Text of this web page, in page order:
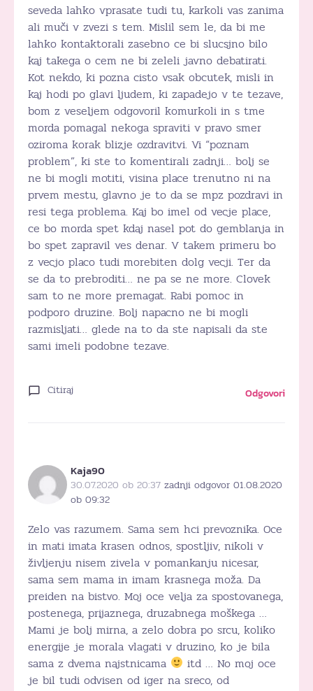
seveda lahko vprasate tudi tu, karkoli vas zanima
ali muči v zvezi s tem. Mislil sem le, da bi me
lahko kontaktorali zasebno ce bi slucsjno bilo
kaj takega o cem ne bi zeleli javno debatirati.
Kot nekdo, ki pozna cisto vsak obcutek, misli in
kaj hodi po glavi ljudem, ki zapadejo v te tezave,
bom z veseljem odgovoril komurkoli in s tme
morda pomagal nekoga spraviti v pravo smer
oziroma korak blizje ozdravitvi. Vi “poznam
problem”, ki ste to komentirali zadnji… bolj se
ne bi mogli motiti, visina place trenutno ni na
prvem mestu, glavno je to da se mpz pozdravi in
resi tega problema. Kaj bo imel od vecje place,
ce bo morda spet kdaj nasel pot do gemblanja in
bo spet zapravil ves denar. V takem primeru bo
z vecjo placo tudi morebiten dolg vecji. Ter da
se da to prebroditi… ne pa se ne more. Clovek
sam to ne more premagat. Rabi pomoc in
podporo druzine. Bolj napacno ne bi mogli
razmisljati… glede na to da ste napisali da ste
sami imeli podobne tezave.
Citiraj Odgovori
Kaja90
30.07.2020 ob 20:37 zadnji odgovor 01.08.2020
ob 09:32
Zelo vas razumem. Sama sem hci prevoznika. Oce
in mati imata krasen odnos, spostljiv, nikoli v
življenju nisem zivela v pomankanju nicesar,
sama sem mama in imam krasnega moža. Da
preiden na bistvo. Moj oce velja za spostovanega,
postenega, prijaznega, druzabnega moškega …
Mami je bolj mirna, a zelo dobra po srcu, koliko
energije je morala vlagati v druzino, ko je bila
sama z dvema najstnicama
itd … No moj oce
je bil tudi odvisen od iger na sreco, od